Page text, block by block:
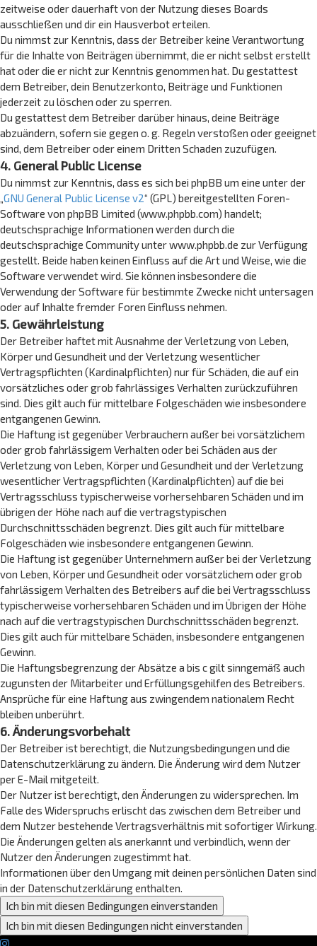
zeitweise oder dauerhaft von der Nutzung dieses Boards
ausschließen und dir ein Hausverbot erteilen.
Du nimmst zur Kenntnis, dass der Betreiber keine Verantwortung
für die Inhalte von Beiträgen übernimmt, die er nicht selbst erstellt
hat oder die er nicht zur Kenntnis genommen hat. Du gestattest
dem Betreiber, dein Benutzerkonto, Beiträge und Funktionen
jederzeit zu löschen oder zu sperren.
Du gestattest dem Betreiber darüber hinaus, deine Beiträge
abzuändern, sofern sie gegen o. g. Regeln verstoßen oder geeignet
sind, dem Betreiber oder einem Dritten Schaden zuzufügen.
4. General Public License
Du nimmst zur Kenntnis, dass es sich bei phpBB um eine unter der
„GNU General Public License v2“ (GPL) bereitgestellten Foren-
Software von phpBB Limited (www.phpbb.com) handelt;
deutschsprachige Informationen werden durch die
deutschsprachige Community unter www.phpbb.de zur Verfügung
gestellt. Beide haben keinen Einfluss auf die Art und Weise, wie die
Software verwendet wird. Sie können insbesondere die
Verwendung der Software für bestimmte Zwecke nicht untersagen
oder auf Inhalte fremder Foren Einfluss nehmen.
5. Gewährleistung
Der Betreiber haftet mit Ausnahme der Verletzung von Leben,
Körper und Gesundheit und der Verletzung wesentlicher
Vertragspflichten (Kardinalpflichten) nur für Schäden, die auf ein
vorsätzliches oder grob fahrlässiges Verhalten zurückzuführen
sind. Dies gilt auch für mittelbare Folgeschäden wie insbesondere
entgangenen Gewinn.
Die Haftung ist gegenüber Verbrauchern außer bei vorsätzlichem
oder grob fahrlässigem Verhalten oder bei Schäden aus der
Verletzung von Leben, Körper und Gesundheit und der Verletzung
wesentlicher Vertragspflichten (Kardinalpflichten) auf die bei
Vertragsschluss typischerweise vorhersehbaren Schäden und im
übrigen der Höhe nach auf die vertragstypischen
Durchschnittsschäden begrenzt. Dies gilt auch für mittelbare
Folgeschäden wie insbesondere entgangenen Gewinn.
Die Haftung ist gegenüber Unternehmern außer bei der Verletzung
von Leben, Körper und Gesundheit oder vorsätzlichem oder grob
fahrlässigem Verhalten des Betreibers auf die bei Vertragsschluss
typischerweise vorhersehbaren Schäden und im Übrigen der Höhe
nach auf die vertragstypischen Durchschnittsschäden begrenzt.
Dies gilt auch für mittelbare Schäden, insbesondere entgangenen
Gewinn.
Die Haftungsbegrenzung der Absätze a bis c gilt sinngemäß auch
zugunsten der Mitarbeiter und Erfüllungsgehilfen des Betreibers.
Ansprüche für eine Haftung aus zwingendem nationalem Recht
bleiben unberührt.
6. Änderungsvorbehalt
Der Betreiber ist berechtigt, die Nutzungsbedingungen und die
Datenschutzerklärung zu ändern. Die Änderung wird dem Nutzer
per E-Mail mitgeteilt.
Der Nutzer ist berechtigt, den Änderungen zu widersprechen. Im
Falle des Widerspruchs erlischt das zwischen dem Betreiber und
dem Nutzer bestehende Vertragsverhältnis mit sofortiger Wirkung.
Die Änderungen gelten als anerkannt und verbindlich, wenn der
Nutzer den Änderungen zugestimmt hat.
Informationen über den Umgang mit deinen persönlichen Daten sind
in der Datenschutzerklärung enthalten.